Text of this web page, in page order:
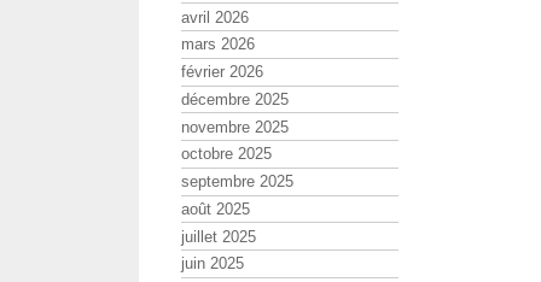
avril 2026
mars 2026
février 2026
décembre 2025
novembre 2025
octobre 2025
septembre 2025
août 2025
juillet 2025
juin 2025